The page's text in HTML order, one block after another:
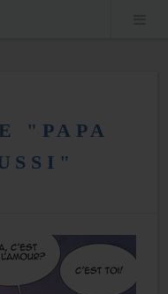
"PAPA